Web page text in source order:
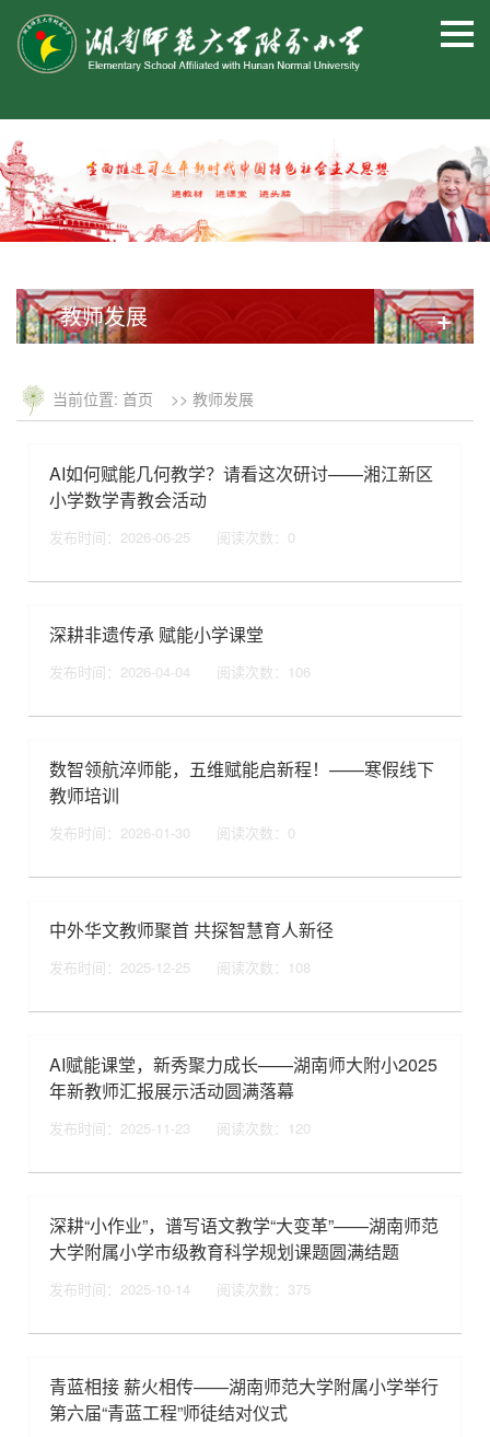
教师发展 +
当前位置: 首页 >> 教师发展
AI如何赋能几何教学？请看这次研讨——湘江新区
小学数学青教会活动
发布时间：2026-06-25 阅读次数： 0
深耕非遗传承 赋能小学课堂
发布时间：2026-04-04 阅读次数： 106
数智领航淬师能，五维赋能启新程！——寒假线下
教师培训
发布时间：2026-01-30 阅读次数： 0
中外华文教师聚首 共探智慧育人新径
发布时间：2025-12-25 阅读次数： 108
AI赋能课堂，新秀聚力成长——湖南师大附小2025
年新教师汇报展示活动圆满落幕
发布时间：2025-11-23 阅读次数： 120
深耕“小作业”，谱写语文教学“大变革”——湖南师范
大学附属小学市级教育科学规划课题圆满结题
发布时间：2025-10-14 阅读次数： 375
青蓝相接 薪火相传——湖南师范大学附属小学举行
第六届“青蓝工程”师徒结对仪式